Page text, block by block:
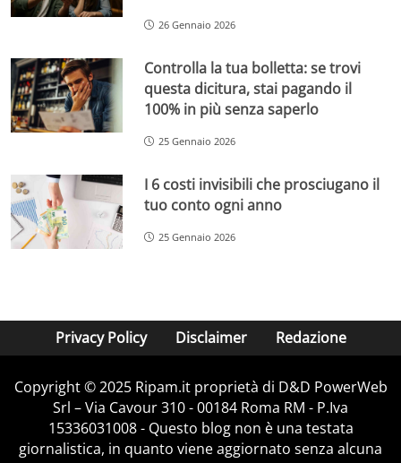
26 Gennaio 2026
Controlla la tua bolletta: se trovi
questa dicitura, stai pagando il
100% in più senza saperlo
25 Gennaio 2026
I 6 costi invisibili che prosciugano il
tuo conto ogni anno
25 Gennaio 2026
Privacy Policy Disclaimer Redazione
Copyright © 2025 Ripam.it proprietà di D&D PowerWeb
Srl – Via Cavour 310 - 00184 Roma RM - P.Iva
15336031008 - Questo blog non è una testata
giornalistica, in quanto viene aggiornato senza alcuna